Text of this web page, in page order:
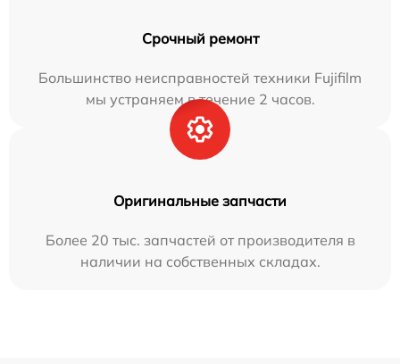
Срочный ремонт
Большинство неисправностей техники Fujifilm
мы устраняем в течение 2 часов.
Оригинальные запчасти
Более 20 тыс. запчастей от производителя в
наличии на собственных складах.